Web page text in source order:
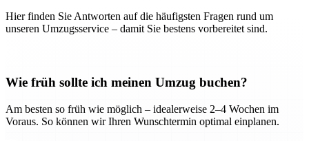
Hier finden Sie Antworten auf die häufigsten Fragen rund um
unseren Umzugsservice – damit Sie bestens vorbereitet sind.
Wie früh sollte ich meinen Umzug buchen?
Am besten so früh wie möglich – idealerweise 2–4 Wochen im
Voraus. So können wir Ihren Wunschtermin optimal einplanen.